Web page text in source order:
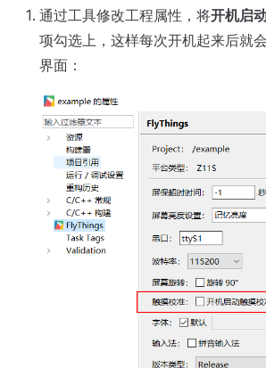
通过工具修改工程属性，将开机启
项勾选上，这样每次开机起来后就
界面：